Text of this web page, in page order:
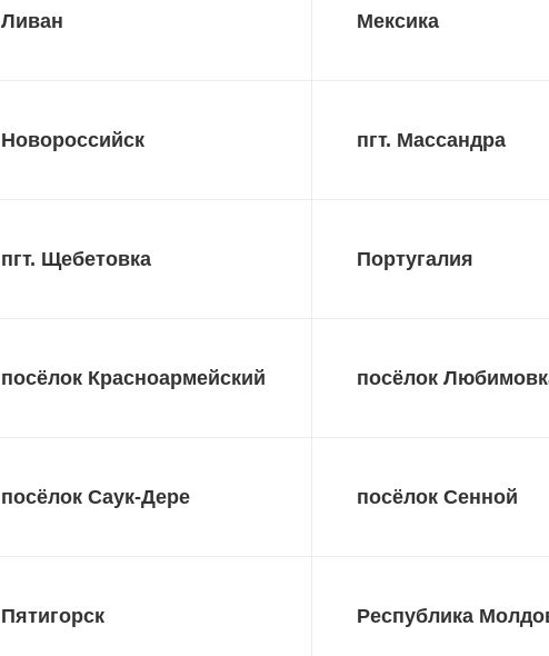
Ливан Мексика
Новороссийск пгт. Массандра
пгт. Щебетовка Португалия
посёлок Красноармейский посёлок
посёлок Саук-Дере посёлок Сенной
Пятигорск Республика